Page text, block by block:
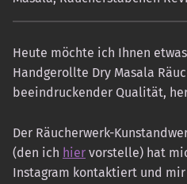
Heute möchte ich Ihnen
Handgerollte Dry Masala
beeindruckender Qualität,
Der Räucherwerk-
(den ich hier vorstelle) hat
Instagram kontaktiert und